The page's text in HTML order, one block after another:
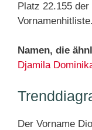
Platz 22.155
Vornamenhitliste.
Namen, die
Djamila
Der Vorname